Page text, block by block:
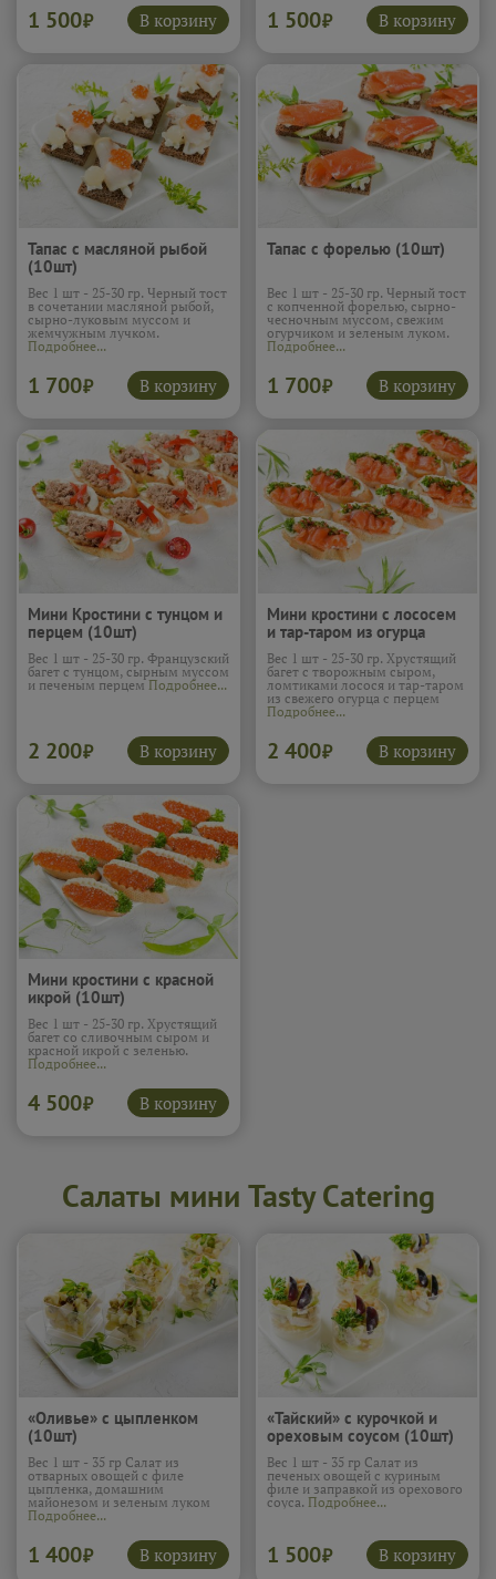
1 500₽ В корзину 1 500₽ В корзину
Тапас с масляной рыбой
(10шт)
Вес 1 шт - 25-30 гр. Черный тост
в сочетании масляной рыбой,
сырно-луковым муссом и
жемчужным лучком.
Подробнее...
1 700₽ В корзину
Тапас с форелью (10шт)
Вес 1 шт - 25-30 гр. Черный тост
с копченной форелью, сырно-
чесночным муссом, свежим
огурчиком и зеленым луком.
Подробнее...
1 700₽ В корзину
Мини Кростини с тунцом и
перцем (10шт)
Вес 1 шт - 25-30 гр. Французский
багет с тунцом, сырным муссом
и печеным перцем Подробнее...
2 200₽ В корзину
Мини кростини с лососем
и тар-таром из огурца
(10шт)
Вес 1 шт - 25-30 гр. Хрустящий
багет с творожным сыром,
ломтиками лосося и тар-таром
из свежего огурца с перцем
Подробнее...
2 400₽ В корзину
Мини кростини с красной
икрой (10шт)
Вес 1 шт - 25-30 гр. Хрустящий
багет со сливочным сыром и
красной икрой с зеленью.
Подробнее...
4 500₽ В корзину
Салаты мини Tasty Catering
«Оливье» с цыпленком
(10шт)
Вес 1 шт - 35 гр Салат из
отварных овощей с филе
цыпленка, домашним
майонезом и зеленым луком
Подробнее...
1 400₽ В корзину
«Taйский» с курочкой и
ореховым соусом (10шт)
Вес 1 шт - 35 гр Салат из
печеных овощей с куриным
филе и заправкой из орехового
соуса. Подробнее...
1 500₽ В корзину